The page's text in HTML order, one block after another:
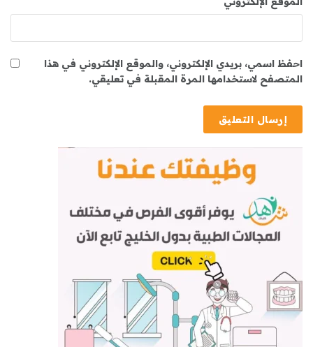
احفظ اسمي، بريدي الإلكتروني، والموقع الإلكتروني في هذا
المتصفح لاستخدامها المرة المقبلة في تعليقي.